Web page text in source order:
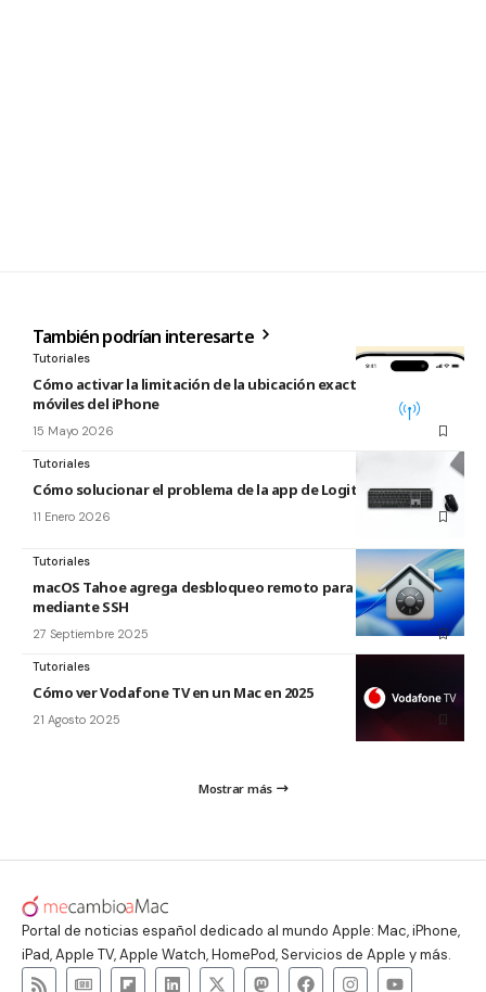
También podrían interesarte
Tutoriales
Cómo activar la limitación de la ubicación exacta para redes
móviles del iPhone
15 Mayo 2026
Tutoriales
Cómo solucionar el problema de la app de Logitech para Mac
11 Enero 2026
Tutoriales
macOS Tahoe agrega desbloqueo remoto para FileVault
mediante SSH
27 Septiembre 2025
Tutoriales
Cómo ver Vodafone TV en un Mac en 2025
21 Agosto 2025
Mostrar más
Portal de noticias español dedicado al mundo Apple: Mac, iPhone,
iPad, Apple TV, Apple Watch, HomePod, Servicios de Apple y más.